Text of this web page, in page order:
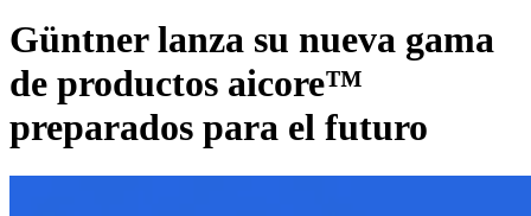
Güntner lanza su nueva gama
de productos aicore™
preparados para el futuro